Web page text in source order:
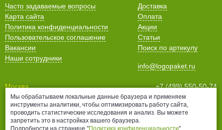
Доставка
Оплата
Акции
Статьи
Поиск по артикулу
info@logopaket.ru
Часто задаваемые вопросы
Карта сайта
Политика конфиденциальности
Пользовательское соглашение
Вакансии
Наши сотрудники
Москва
+7 (499) 550-50-74
Санкт-Петербург
+7 (812) 678-99-38
Нижний Новгород
+7 (831) 435-16-76
Белгород
Мы обрабатываем локальные данные браузера и применяем
инструменты аналитики, чтобы оптимизировать работу сайта,
проводить статистические исследования и анализ. Вы можете
запретить это в настройках вашего браузера.
Подробности на странице "Политика конфиденциальности".